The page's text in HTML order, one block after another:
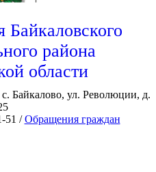
района
области
Байкалово, ул. Революции, д.
51 /Обращения граждан